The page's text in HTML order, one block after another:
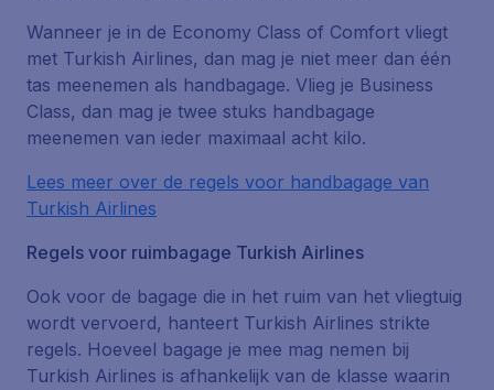
Wanneer je in de Economy Class of Comfort vliegt
met Turkish Airlines, dan mag je niet meer dan één
tas meenemen als handbagage. Vlieg je Business
Class, dan mag je twee stuks handbagage
meenemen van ieder maximaal acht kilo.
Lees meer over de regels voor handbagage van
Turkish Airlines
Regels voor ruimbagage Turkish Airlines
Ook voor de bagage die in het ruim van het vliegtuig
wordt vervoerd, hanteert Turkish Airlines strikte
regels. Hoeveel bagage je mee mag nemen bij
Turkish Airlines is afhankelijk van de klasse waarin